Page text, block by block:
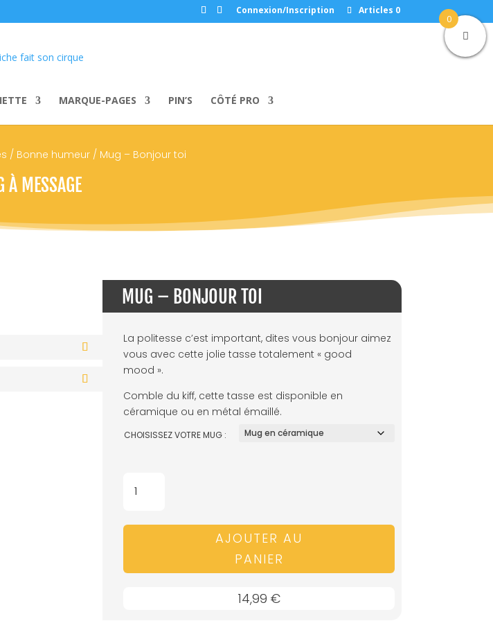
Connexion/Inscription Articles 0
MARQUE-PAGES PIN’S CÔTÉ PRO
/ Bonne humeur / Mug – Bonjour toi
À MESSAGE
MUG – BONJOUR TOI
La politesse c’est important, dites vous bonjour aimez
vous avec cette jolie tasse totalement « good
mood ».
Comble du kiff, cette tasse est disponible en
céramique ou en métal émaillé.
CHOISISSEZ VOTRE MUG :
-
AJOUTER AU
PANIER
14,99 €
0